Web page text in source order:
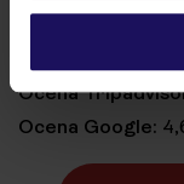
oferowanych
tytułem Wybór
Ocena
Ocena Google: